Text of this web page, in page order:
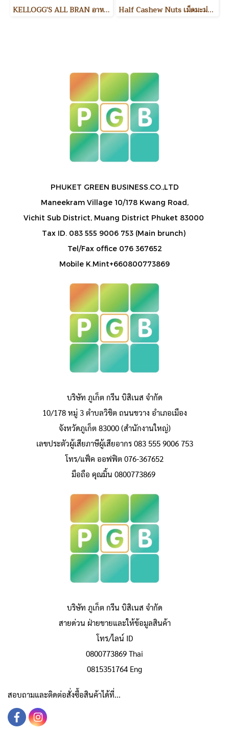
KELLOGG’S ALL BRAN อาหารเช้า Half Cashew Nuts เม็ดมะม่วงหิมพานต์แบ่งครึ่ง
PHUKET GREEN BUSINESS.CO.,LTD
Maneekram Village 10/178 Kwang Road,
Vichit Sub District, Muang District Phuket 83000
Tax ID. 083 555 9006 753 (Main brunch)
Tel/Fax office 076 367652
Mobile K.Mint+660800773869
บริษัท ภูเก็ต กรีน บิสิเนส จำกัด
10/178 หมู่ 3 ตำบลวิชิต ถนนขวาง อำเภอเมือง
จังหวัดภูเก็ต 83000 (สำนักงานใหญ่)
เลขประตัวผู้เสียภาษีผู้เสียอากร 083 555 9006 753
โทร/แฟ็ค ออฟฟิต 076-367652
มือถือ คุณมิ้น 0800773869
บริษัท ภูเก็ต กรีน บิสิเนส จำกัด
สายด่วน ฝ่ายขายและให้ข้อมูลสินค้า
โทร/ไลน์ ID
0800773869 Thai
0815351764 Eng
สอบถามและติดต่อสั่งซื้อสินค้าได้ที่...